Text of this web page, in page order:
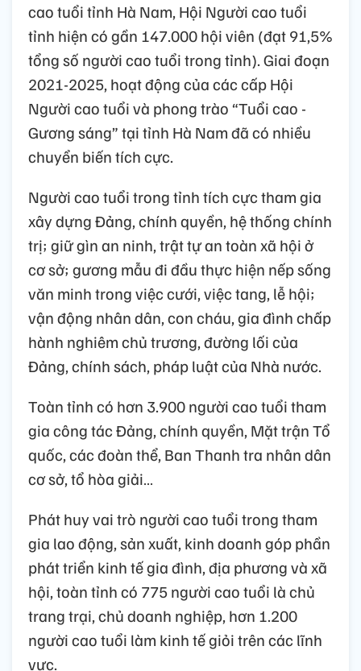
cao tuổi tỉnh Hà Nam, Hội Người cao tuổi
tỉnh hiện có gần 147.000 hội viên (đạt 91,5%
tổng số người cao tuổi trong tỉnh). Giai đoạn
2021-2025, hoạt động của các cấp Hội
Người cao tuổi và phong trào “Tuổi cao -
Gương sáng” tại tỉnh Hà Nam đã có nhiều
chuyển biến tích cực.
Người cao tuổi trong tỉnh tích cực tham gia
xây dựng Đảng, chính quyền, hệ thống chính
trị; giữ gìn an ninh, trật tự an toàn xã hội ở
cơ sở; gương mẫu đi đầu thực hiện nếp sống
văn minh trong việc cưới, việc tang, lễ hội;
vận động nhân dân, con cháu, gia đình chấp
hành nghiêm chủ trương, đường lối của
Đảng, chính sách, pháp luật của Nhà nước.
Toàn tỉnh có hơn 3.900 người cao tuổi tham
gia công tác Đảng, chính quyền, Mặt trận Tổ
quốc, các đoàn thể, Ban Thanh tra nhân dân
cơ sở, tổ hòa giải…
Phát huy vai trò người cao tuổi trong tham
gia lao động, sản xuất, kinh doanh góp phần
phát triển kinh tế gia đình, địa phương và xã
hội, toàn tỉnh có 775 người cao tuổi là chủ
trang trại, chủ doanh nghiệp, hơn 1.200
người cao tuổi làm kinh tế giỏi trên các lĩnh
vực.